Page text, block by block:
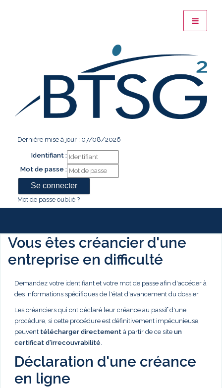
Dernière mise à jour : 07/08/2026
Identifiant :
Mot de passe :
Mot de passe oublié ?
Vous êtes créancier d'une
entreprise en difficulté
Demandez votre identifiant et votre mot de passe afin d'accéder à
des informations spécifiques de l'état d'avancement du dossier.
Les créanciers qui ont déclaré leur créance au passif d'une
procédure, si cette procédure est définitivement impécunieuse,
peuvent télécharger directement à partir de ce site un
certificat d'irrecouvrabilité.
Déclaration d'une créance
en ligne